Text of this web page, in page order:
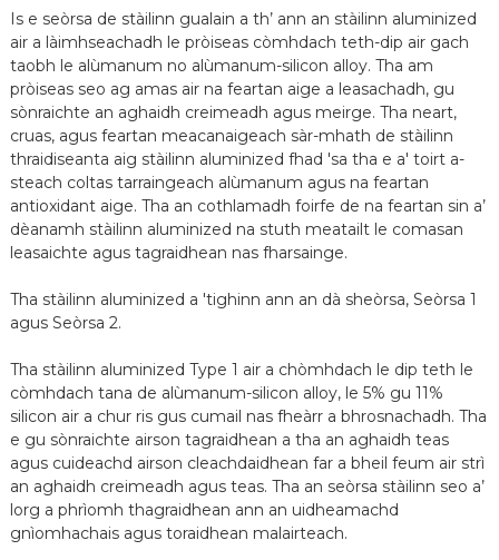
Is e seòrsa de stàilinn gualain a th’ ann an stàilinn aluminized
air a làimhseachadh le pròiseas còmhdach teth-dip air gach
taobh le alùmanum no alùmanum-silicon alloy. Tha am
pròiseas seo ag amas air na feartan aige a leasachadh, gu
sònraichte an aghaidh creimeadh agus meirge. Tha neart,
cruas, agus feartan meacanaigeach sàr-mhath de stàilinn
thraidiseanta aig stàilinn aluminized fhad 'sa tha e a' toirt a-
steach coltas tarraingeach alùmanum agus na feartan
antioxidant aige. Tha an cothlamadh foirfe de na feartan sin a’
dèanamh stàilinn aluminized na stuth meatailt le comasan
leasaichte agus tagraidhean nas fharsainge.
Tha stàilinn aluminized a 'tighinn ann an dà sheòrsa, Seòrsa 1
agus Seòrsa 2.
Tha stàilinn aluminized Type 1 air a chòmhdach le dip teth le
còmhdach tana de alùmanum-silicon alloy, le 5% gu 11%
silicon air a chur ris gus cumail nas fheàrr a bhrosnachadh. Tha
e gu sònraichte airson tagraidhean a tha an aghaidh teas
agus cuideachd airson cleachdaidhean far a bheil feum air strì
an aghaidh creimeadh agus teas. Tha an seòrsa stàilinn seo a’
lorg a phrìomh thagraidhean ann an uidheamachd
gnìomhachais agus toraidhean malairteach.